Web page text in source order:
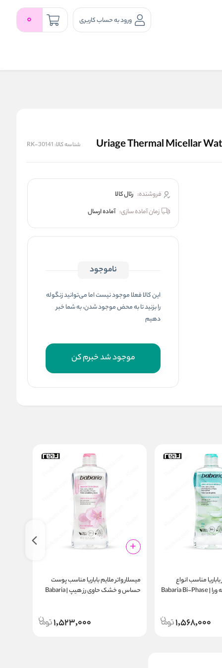
ورود به حساب کاربری 0
شناسه کالا: RK-30141
فروشنده: رئال كالا
زمان آماده سازی: آماده ارسال
ناموجود
این کالا فعلا موجود نیست اما می‌توانید زنگوله
را بزنید تا به محض موجود شدن، به شما خبر
دهیم
موجود شد خبرم کن
مناسب انواع
پوست حاوی آلوئه ورا | Babaria Bi-Phase
1,568,000
میسلار واتر ملایم باباریا مناسب پوست
حساس و خشک حاوی رز هیپ | Babaria
1,523,000